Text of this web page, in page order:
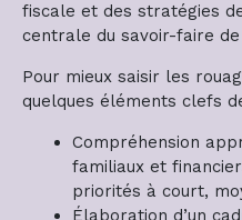
fiscale et des stratégies
centrale du savoir-faire de
Pour mieux saisir les
quelques éléments clefs
Compréhension
familiaux et
priorités à court,